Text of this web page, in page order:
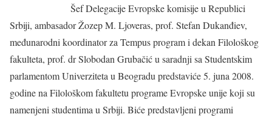
Šef Delegacije Evropske komisije u Republici
Srbiji, ambasador Žozep M. Ljoveras, prof. Stefan Dukanđiev,
međunarodni koordinator za Tempus program i dekan Filološkog
fakulteta, prof. dr Slobodan Grubačić u saradnji sa Studentskim
parlamentom Univerziteta u Beogradu predstaviće 5. juna 2008.
godine na Filološkom fakultetu programe Evropske unije koji su
namenjeni studentima u Srbiji. Biće predstavljeni programi